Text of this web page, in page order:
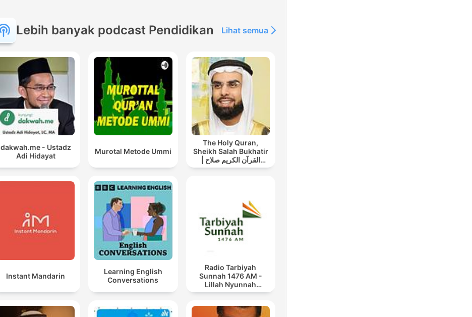
Lebih banyak podcast Pendidikan Lihat semua
dakwah.me - Ustadz
Adi Hidayat
Murotal Metode Ummi
The Holy Quran,
Sheikh Salah Bukhatir
بوخاطر
Instant Mandarin
Learning English
Conversations
Radio Tarbiyah
Sunnah 1476 AM -
Lillah Nyunnah
Merenah